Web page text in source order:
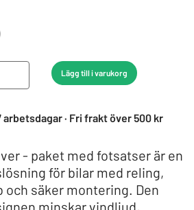
Lägg till i varukorg
· Fri frakt över 500 kr
- paket med fotsatser är en
för bilar med reling,
och säker montering. Den
minskar vindljud,